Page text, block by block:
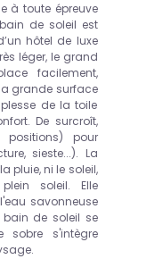
à toute épreuve
de soleil est
hôtel de luxe
léger, le grand
facilement,
grande surface
de la toile
De surcroît,
pour
sieste...). La
pluie, ni le soleil,
soleil. Elle
savonneuse
de soleil se
sobre s'intègre